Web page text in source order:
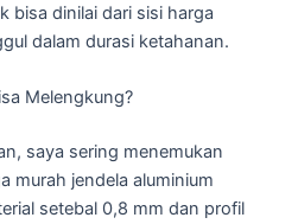
bisa dinilai dari sisi harga
dalam durasi ketahanan.
Melengkung?
saya sering menemukan
murah jendela aluminium
setebal 0,8 mm dan profil